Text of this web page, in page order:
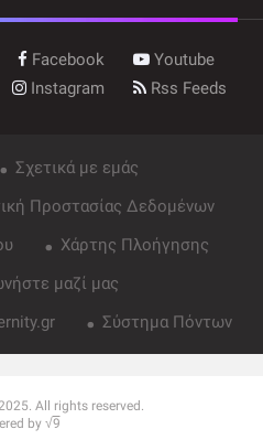
Facebook
Youtube
Instagram Rss Feeds
Σχετικά με εμάς
Προστασίας Δεδομένων
Χάρτης Πλοήγησης
μαζί μας
Σύστημα Πόντων
All rights reserved.
by √9